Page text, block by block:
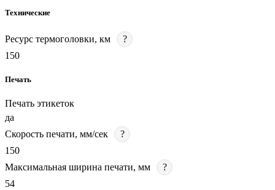
Технические
Ресурс термоголовки, км
?
150
Печать
Печать этикеток
да
Скорость печати, мм/сек
?
150
Максимальная ширина печати, мм
?
54